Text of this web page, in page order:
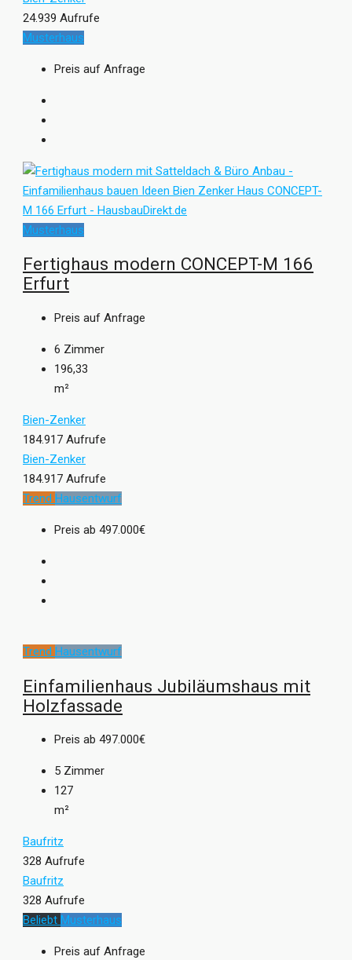
24.939 Aufrufe
Musterhaus
Preis auf Anfrage
Musterhaus
Fertighaus modern CONCEPT-M 166
Erfurt
Preis auf Anfrage
6 Zimmer
196,33
m²
Bien-Zenker
184.917 Aufrufe
Bien-Zenker
184.917 Aufrufe
Trend Hausentwurf
Preis ab 497.000€
Trend Hausentwurf
Einfamilienhaus Jubiläumshaus mit
Holzfassade
Preis ab 497.000€
5 Zimmer
127
m²
Baufritz
328 Aufrufe
Baufritz
328 Aufrufe
Beliebt Musterhaus
Preis auf Anfrage